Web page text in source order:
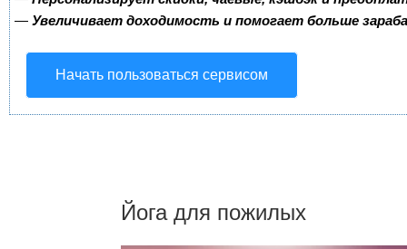
— Увеличивает доходимость и помогает больше
Начать пользоваться сервисом
Йога для пожилых